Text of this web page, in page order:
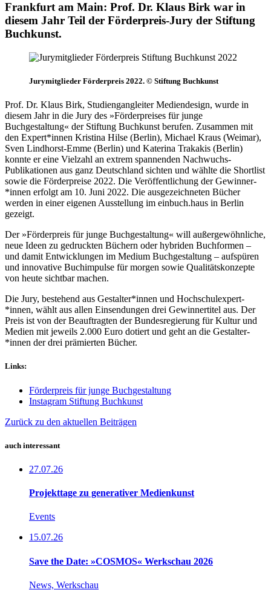
Frankfurt am Main: Prof. Dr. Klaus Birk war in
diesem Jahr Teil der Förderpreis-Jury der Stiftung
Buchkunst.
Jurymitglieder Förderpreis 2022. © Stiftung Buchkunst
Prof. Dr. Klaus Birk, Studiengangleiter Mediendesign, wurde in
diesem Jahr in die Jury des »Förderpreises für junge
Buchgestaltung« der Stiftung Buchkunst berufen. Zusammen mit
den Expert*innen Kristina Hilse (Berlin), Michael Kraus (Weimar),
Sven Lindhorst-Emme (Berlin) und Katerina Trakakis (Berlin)
konnte er eine Vielzahl an extrem spannenden Nachwuchs-
Publikationen aus ganz Deutschland sichten und wählte die Shortlist
sowie die Förderpreise 2022. Die Veröffentlichung der Gewinner­
*innen erfolgt am 10. Juni 2022. Die ausgezeichneten Bücher
werden in einer eigenen Ausstellung im einbuch.haus in Berlin
gezeigt.
Der »Förderpreis für junge Buchgestaltung« will außergewöhnliche,
neue Ideen zu gedruckten Büchern oder hybriden Buchformen –
und damit Entwicklungen im Medium Buchgestaltung – aufspüren
und innovative Buchimpulse für morgen sowie Qualitätskonzepte
von heute sichtbar machen.
Die Jury, bestehend aus Gestalter­*innen und Hochschul­expert­
*innen, wählt aus allen Einsendungen drei Gewinnertitel aus. Der
Preis ist von der Beauftragten der Bundesregierung für Kultur und
Medien mit jeweils 2.000 Euro dotiert und geht an die Gestalter­
*innen der drei prämierten Bücher.
Links:
Förderpreis für junge Buchgestaltung
Instagram Stiftung Buchkunst
Zurück zu den aktuellen Beiträgen
auch interessant
27.07.26
Projekttage zu generativer Medienkunst
Events
15.07.26
Save the Date: »COSMOS« Werkschau 2026
News, Werkschau